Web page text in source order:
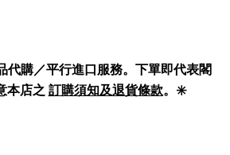
代購／平行進口服務。下單即代表閣
本店之 訂購須知及退貨條款。✳️